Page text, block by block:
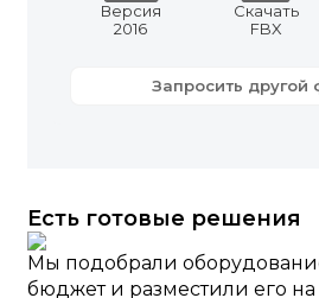
Версия
2016
Скачать
FBX
Запросить другой
Есть готовые решения
Мы подобрали
бюджет и разместили его